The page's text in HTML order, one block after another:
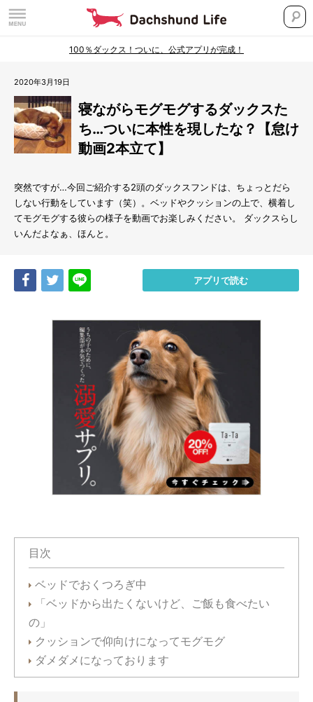
100％ダックス！ついに、公式アプリが完成！
2020年3月19日
寝ながらモグモグするダックスた
ち…ついに本性を現したな？【怠け
動画2本立て】
突然ですが…今回ご紹介する2頭のダックスフンドは、ちょっとだら
しない行動をしています（笑）。ベッドやクッションの上で、横着し
てモグモグする彼らの様子を動画でお楽しみください。 ダックスらし
いんだよなぁ、ほんと。
Share Tweet アプリで読む
目次
ベッドでおくつろぎ中
「ベッドから出たくないけど、ご飯も食べたい
の」
クッションで仰向けになってモグモグ
ダメダメになっております